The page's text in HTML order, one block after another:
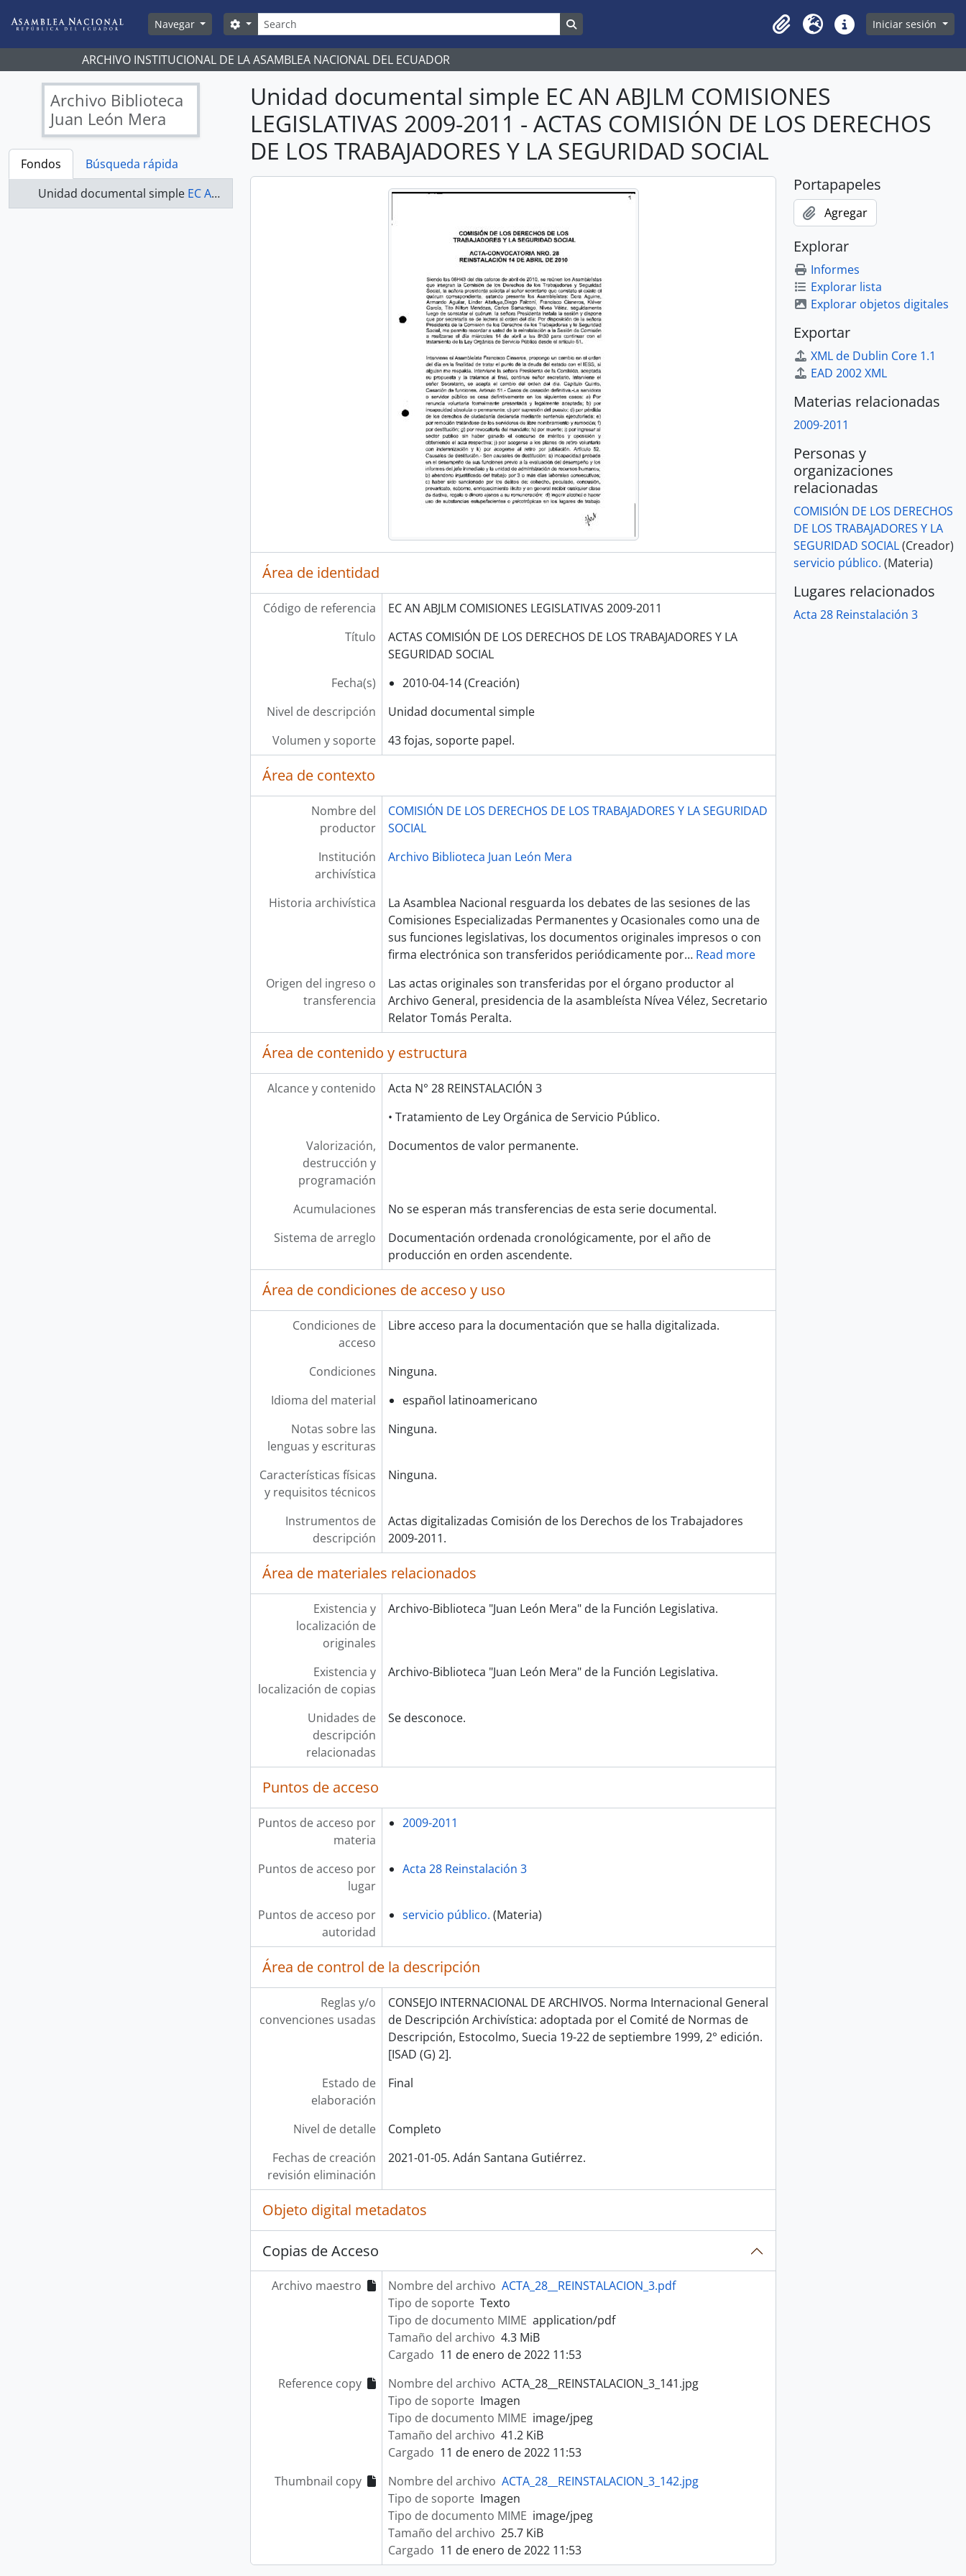
Navegar
Búsqueda
Search options
Clipboard
Idioma Enlaces rápidos
Iniciar sesión
ARCHIVO INSTITUCIONAL DE LA ASAMBLEA NACIONAL DEL ECUADOR
Archivo Biblioteca
Juan León Mera
Fondos
Búsqueda rápida
Unidad documental simple EC AN ABJLM COMISIONES LEGISLATIVAS 2009-2011 - ACTAS COMISIÓN DE LOS DERECHOS DE LOS TRABAJADORES Y LA SEGURIDAD SOCIAL
Unidad documental simple EC AN ABJLM COMISIONES
LEGISLATIVAS 2009-2011 - ACTAS COMISIÓN DE LOS DERECHOS
DE LOS TRABAJADORES Y LA SEGURIDAD SOCIAL
Área de identidad
Código de referencia
EC AN ABJLM COMISIONES LEGISLATIVAS 2009-2011
Título
ACTAS COMISIÓN DE LOS DERECHOS DE LOS TRABAJADORES Y LA
SEGURIDAD SOCIAL
Fecha(s)
2010-04-14 (Creación)
Nivel de descripción
Unidad documental simple
Volumen y soporte
43 fojas, soporte papel.
Área de contexto
Nombre del
productor
COMISIÓN DE LOS DERECHOS DE LOS TRABAJADORES Y LA SEGURIDAD
SOCIAL
Institución
archivística
Archivo Biblioteca Juan León Mera
Historia archivística
La Asamblea Nacional resguarda los debates de las sesiones de las
Comisiones Especializadas Permanentes y Ocasionales como una de
sus funciones legislativas, los documentos originales impresos o con
firma electrónica son transferidos periódicamente por… Read more
Origen del ingreso o
transferencia
Las actas originales son transferidas por el órgano productor al
Archivo General, presidencia de la asambleísta Nívea Vélez, Secretario
Relator Tomás Peralta.
Área de contenido y estructura
Alcance y contenido
Acta N° 28 REINSTALACIÓN 3
• Tratamiento de Ley Orgánica de Servicio Público.
Valorización,
destrucción y
programación
Documentos de valor permanente.
Acumulaciones
No se esperan más transferencias de esta serie documental.
Sistema de arreglo
Documentación ordenada cronológicamente, por el año de
producción en orden ascendente.
Área de condiciones de acceso y uso
Condiciones de
acceso
Libre acceso para la documentación que se halla digitalizada.
Condiciones
Ninguna.
Idioma del material
español latinoamericano
Notas sobre las
lenguas y escrituras
Ninguna.
Características físicas
y requisitos técnicos
Ninguna.
Instrumentos de
descripción
Actas digitalizadas Comisión de los Derechos de los Trabajadores
2009-2011.
Área de materiales relacionados
Existencia y
localización de
originales
Archivo-Biblioteca "Juan León Mera" de la Función Legislativa.
Existencia y
localización de copias
Archivo-Biblioteca "Juan León Mera" de la Función Legislativa.
Unidades de
descripción
relacionadas
Se desconoce.
Puntos de acceso
Puntos de acceso por
materia
2009-2011
Puntos de acceso por
lugar
Acta 28 Reinstalación 3
Puntos de acceso por
autoridad
servicio público. (Materia)
Área de control de la descripción
Reglas y/o
convenciones usadas
CONSEJO INTERNACIONAL DE ARCHIVOS. Norma Internacional General
de Descripción Archivística: adoptada por el Comité de Normas de
Descripción, Estocolmo, Suecia 19-22 de septiembre 1999, 2° edición.
[ISAD (G) 2].
Estado de
elaboración
Final
Nivel de detalle
Completo
Fechas de creación
revisión eliminación
2021-01-05. Adán Santana Gutiérrez.
Objeto digital metadatos
Copias de Acceso
Archivo maestro Nombre del archivo ACTA_28__REINSTALACION_3.pdf
Tipo de soporte Texto
Tipo de documento MIME application/pdf
Tamaño del archivo 4.3 MiB
Cargado 11 de enero de 2022 11:53
Reference copy
Nombre del archivo ACTA_28__REINSTALACION_3_141.jpg
Tipo de soporte Imagen
Tipo de documento MIME image/jpeg
Tamaño del archivo 41.2 KiB
Cargado 11 de enero de 2022 11:53
Thumbnail copy
Nombre del archivo ACTA_28__REINSTALACION_3_142.jpg
Tipo de soporte Imagen
Tipo de documento MIME image/jpeg
Tamaño del archivo 25.7 KiB
Cargado 11 de enero de 2022 11:53
Portapapeles
Agregar
Explorar
Informes
Explorar lista
Explorar objetos digitales
Exportar
XML de Dublin Core 1.1
EAD 2002 XML
Materias relacionadas
2009-2011
Personas y
organizaciones
relacionadas
COMISIÓN DE LOS DERECHOS
DE LOS TRABAJADORES Y LA
SEGURIDAD SOCIAL(Creador)
servicio público. (Materia)
Lugares relacionados
Acta 28 Reinstalación 3